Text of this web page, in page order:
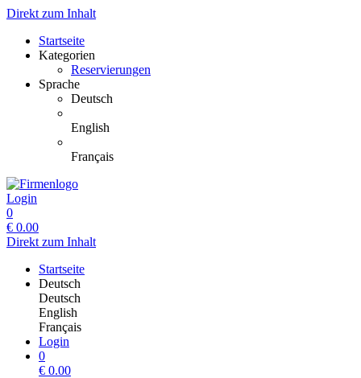
Direkt zum Inhalt
Startseite
Kategorien
Reservierungen
Sprache
Deutsch
English
Français
Login
0
€ 0.00
Direkt zum Inhalt
Startseite
Deutsch
Deutsch
English
Français
Login
0
€ 0.00